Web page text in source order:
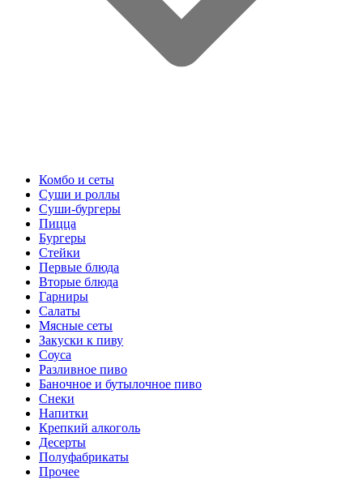
Комбо и сеты
Суши и роллы
Суши-бургеры
Пицца
Бургеры
Стейки
Первые блюда
Вторые блюда
Гарниры
Салаты
Мясные сеты
Закуски к пиву
Соуса
Разливное пиво
Баночное и бутылочное пиво
Снеки
Напитки
Крепкий алкоголь
Десерты
Полуфабрикаты
Прочее